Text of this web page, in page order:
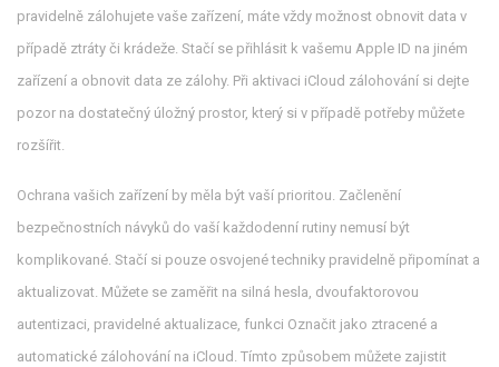
pravidelně zálohujete vaše zařízení, máte vždy možnost obnovit data v
případě ztráty či krádeže. Stačí se přihlásit k vašemu Apple ID na jiném
zařízení a obnovit data ze zálohy. Při aktivaci iCloud zálohování si dejte
pozor na dostatečný úložný prostor, který si v případě potřeby můžete
rozšířit.
Ochrana vašich zařízení by měla být vaší prioritou. Začlenění
bezpečnostních návyků do vaší každodenní rutiny nemusí být
komplikované. Stačí si pouze osvojené techniky pravidelně připomínat a
aktualizovat. Můžete se zaměřit na silná hesla, dvoufaktorovou
autentizaci, pravidelné aktualizace, funkci Označit jako ztracené a
automatické zálohování na iCloud. Tímto způsobem můžete zajistit